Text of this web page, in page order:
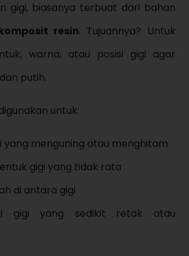
gigi, biasanya terbuat dari bahan
resin. Tujuannya? Untuk
warna, atau posisi gigi agar
putih.
untuk:
yang menguning atau menghitam
gigi yang tidak rata
di antara gigi
gigi yang sedikit retak atau